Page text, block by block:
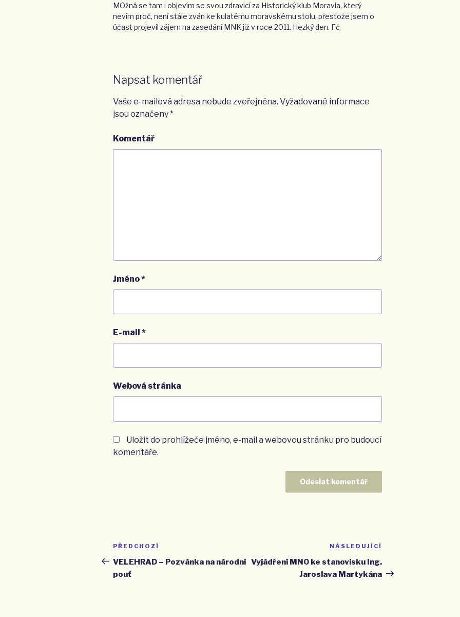
MOžná se tam i objevím se svou zdravicí za Historický klub Moravia, který
nevím proč, není stále zván ke kulatému moravskému stolu, přestože jsem o
účast projevil zájem na zasedání MNK již v roce 2011. Hezký den. Fč
Napsat komentář
Vaše e-mailová adresa nebude zveřejněna. Vyžadované informace
jsou označeny*
Komentář
Jméno*
E-mail *
Webová stránka
Uložit do prohlížeče jméno, e-mail a webovou stránku pro budoucí
komentáře.
Navigace
pro
příspěvek
Předchozí
příspěvek
PŘEDCHOZÍ
VELEHRAD – Pozvánka na národní
pouť
NÁSLEDUJÍCÍ
Vyjádření MNO ke stanovisku Ing.
Jaroslava Martykána